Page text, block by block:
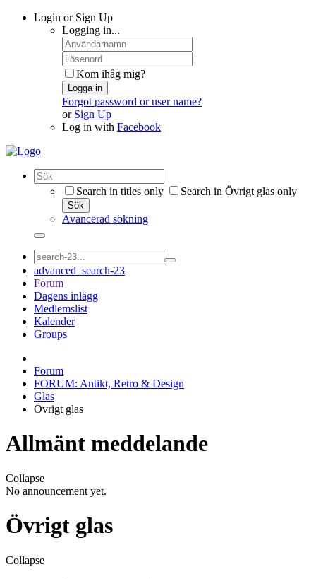
Login or Sign Up
Logging in...
Kom ihåg mig?
Logga in
Forgot password or user name?
or Sign Up
Log in with Facebook
Search in titles only Search in Övrigt glas only
Sök
Avancerad sökning
advanced_search-23
Forum
Dagens inlägg
Medlemslist
Kalender
Groups
Forum
FORUM: Antikt, Retro & Design
Glas
Övrigt glas
Allmänt meddelande
Collapse
No announcement yet.
Övrigt glas
Collapse